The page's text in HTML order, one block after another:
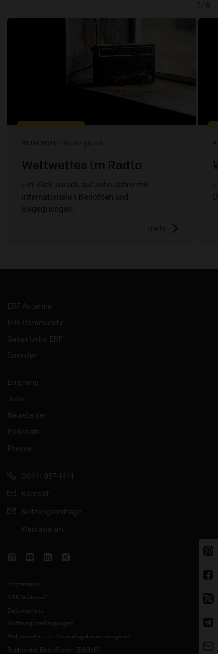
31.08.2021 / Glaube global
Weltweites im Radio
Ein Blick zurück auf zehn Jahre mit
internationalen Berichten und
Begegnungen.
mehr
1 / 6
ERF Antenne
ERF Community
Gebet beim ERF
Spenden
Empfang
Jobs
Newsletter
Podcasts
Presse
06441 957-1414
Kontakt
Nutzungsanfrage
Mediadaten
Impressum
AGB/Widerruf
Datenschutz
Nutzungsbedingungen
Meldestelle zum Hinweisgeberschutzgesetz
Rechte der Betroffenen (DSGVO)